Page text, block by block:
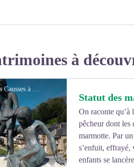
à
® OT des Causses à l'Aubrac
patrimoine Statut des
On raconte
pêcheur dont les
marmotte. Par
s’enfuit,
enfants se